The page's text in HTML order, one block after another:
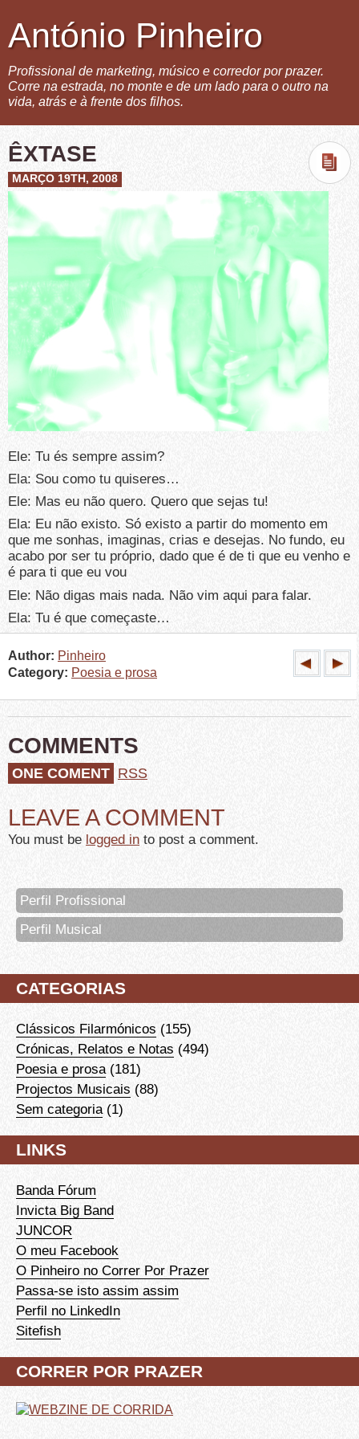
António Pinheiro
Profissional de marketing, músico e corredor por prazer.
Corre na estrada, no monte e de um lado para o outro na
vida, atrás e à frente dos filhos.
ÊXTASE
MARÇO 19TH, 2008
Ele: Tu és sempre assim?
Ela: Sou como tu quiseres…
Ele: Mas eu não quero. Quero que sejas tu!
Ela: Eu não existo. Só existo a partir do momento em
que me sonhas, imaginas, crias e desejas. No fundo, eu
acabo por ser tu próprio, dado que é de ti que eu venho e
é para ti que eu vou
Ele: Não digas mais nada. Não vim aqui para falar.
Ela: Tu é que começaste…
Author: Pinheiro
Category: Poesia e prosa
COMMENTS
ONE COMENT RSS
LEAVE A COMMENT
You must be logged in to post a comment.
Perfil Profissional
Perfil Musical
CATEGORIAS
Clássicos Filarmónicos (155)
Crónicas, Relatos e Notas (494)
Poesia e prosa(181)
Projectos Musicais (88)
Sem categoria(1)
LINKS
Banda Fórum
Invicta Big Band
JUNCOR
O meu Facebook
O Pinheiro no Correr Por Prazer
Passa-se isto assim assim
Perfil no LinkedIn
Sitefish
CORRER POR PRAZER